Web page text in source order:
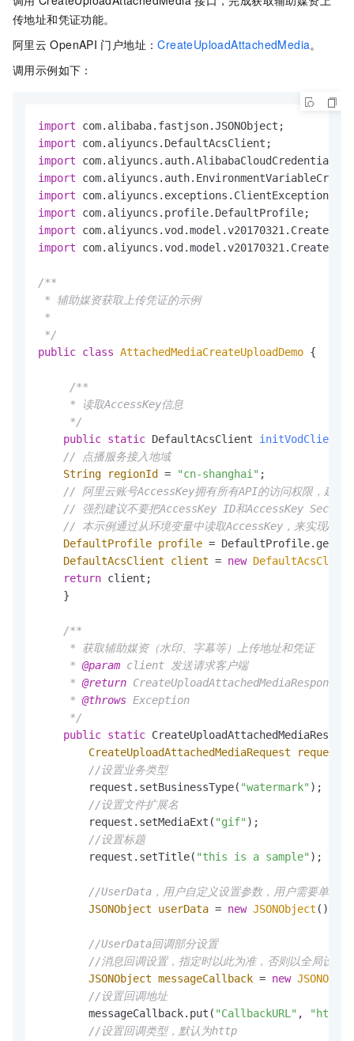
传地址和凭证功能。
阿里云 OpenAPI 门户地址：CreateUploadAttachedMedia。
调用示例如下：
import
import
import
import
import
import
import
import
/**
* 辅助媒资获取上传凭证的示例
*
*/
public class AttachedMediaCreateUploadDemo {
/**
     * 读取AccessKey信息
     */
public static DefaultAcsClient initVodClient
// 点播服务接入地域
String
regionId = "cn-shanghai" ;
// 阿里云账号AccessKey拥有所有API的访问权限，建议
// 强烈建议不要把AccessKey ID和AccessKey Secret保
// 本示例通过从环境变量中读取AccessKey，来实现API访
DefaultProfile profile =
DefaultAcsClient
client = new DefaultAcsClient
return client;
    }
/**
     * 获取辅助媒资（水印、字幕等）上传地址和凭证
     *
@param client 发送请求客户端
     *
@return CreateUploadAttachedMediaResponse
     *
@throws Exception
     */
public static
CreateUploadAttachedMediaRequest
request
//设置业务类型
        request.setBusinessType(
"watermark" );
//设置文件扩展名
        request.setMediaExt(
"gif" );
//设置标题
        request.setTitle(
"this is a sample" );
//UserData，用户自定义设置参数，用户需要单独回
JSONObject
userData = new JSONObject ();
//UserData回调部分设置
//消息回调设置，指定时以此为准，否则以全局设置
JSONObject messageCallback = new
//设置回调地址
        messageCallback.put(
"CallbackURL" ,
//设置回调类型，默认为http